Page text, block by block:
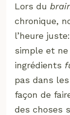
Lors du
chronique,
l’heure
simple et
ingrédients
pas dans
façon de
des choses